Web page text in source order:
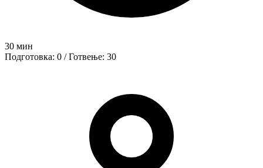
30 мин
Подготовка: 0 / Готвење: 30